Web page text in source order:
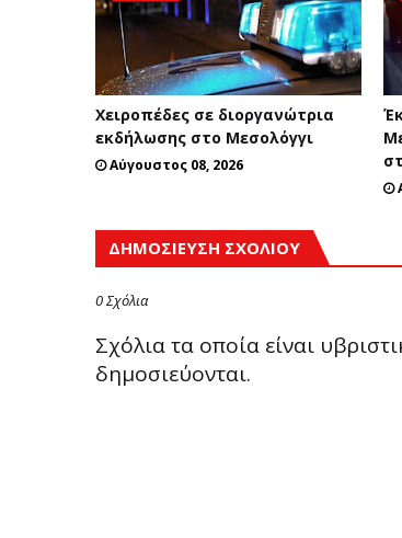
Χειροπέδες σε διοργανώτρια
εκδήλωσης στο Μεσολόγγι
Αύγουστος 08, 2026
ΔΗΜΟΣΊΕΥΣΗ ΣΧΟΛΊΟΥ
0 Σχόλια
Σχόλια τα οποία είναι
δημοσιεύονται.